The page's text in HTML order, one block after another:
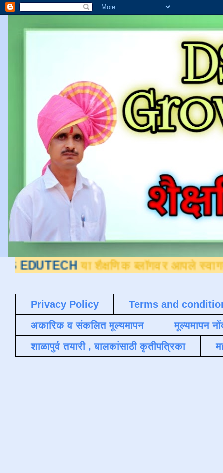
या शैक्षणिक ब्लॉगवर आपले स्वागत आहे,
Privacy Policy
Terms and
अकारिक व संकलित मूल्यमापन
मूल्यमापन
शाळापुर्व तयारी , बालकांसाठी कृतीपत्रिका